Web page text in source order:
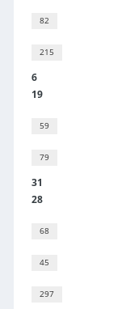
82
215
6
19
59
79
31
28
68
45
297